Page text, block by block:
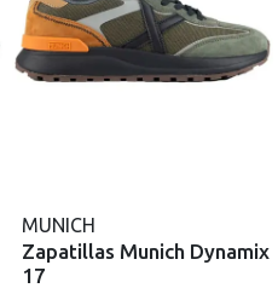
MUNICH
Zapatillas Munich Dynamix
17